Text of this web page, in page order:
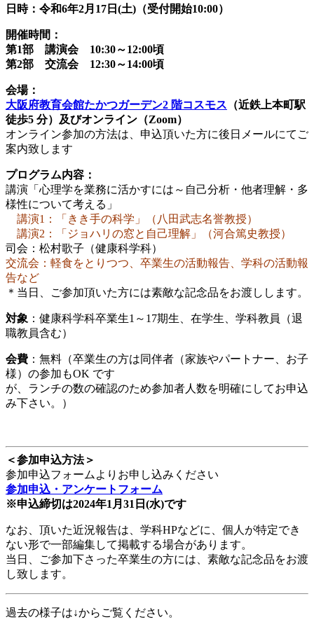
日時：令和6年2月17日(土)（受付開始10:00）
開催時間：
第1部 講演会 10:30～12:00頃
第2部 交流会 12:30～14:00頃
会場：
大阪府教育会館たかつガーデン2 階コスモス （近鉄上本町駅
徒歩5 分）及びオンライン（Zoom）
オンライン参加の方法は、申込頂いた方に後日メールにてご
案内致します
プログラム内容：
講演「心理学を業務に活かすには～自己分析・他者理解・多
様性について考える」
講演1：「きき手の科学」（八田武志名誉教授）
講演2：「ジョハリの窓と自己理解」（河合篤史教授）
司会：松村歌子（健康科学科）
交流会：軽食をとりつつ、卒業生の活動報告、学科の活動報
告など
＊当日、ご参加頂いた方には素敵な記念品をお渡しします。
対象 ：健康科学科卒業生1～17期生、在学生、学科教員（退
職教員含む）
会費 ：無料（卒業生の方は同伴者（家族やパートナー、お子
様）の参加もOK です
が、ランチの数の確認のため参加者人数を明確にしてお申込
み下さい。）
＜参加申込方法＞
参加申込フォームよりお申し込みください
参加申込・アンケートフォーム
※申込締切は2024年1月31日(水)です
なお、頂いた近況報告は、学科HPなどに、個人が特定でき
ない形で一部編集して掲載する場合があります。
当日、ご参加下さった卒業生の方には、素敵な記念品をお渡
し致します。
過去の様子は↓からご覧ください。